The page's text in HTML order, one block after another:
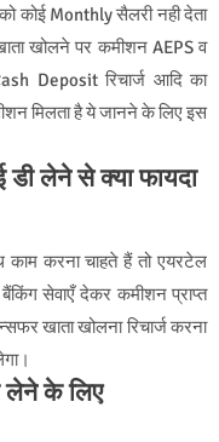
कोई Monthly सैलरी नही देता
खोलने पर कमीशन AEPS व
Deposit रिचार्ज आदि का
मिलता है ये जानने के लिए इस
लेने से क्या फायदा
करना चाहते हैं तो एयरटेल
सेवाएँ देकर कमीशन प्राप्त
खाता खोलना रिचार्ज करना
।
लेने के लिए